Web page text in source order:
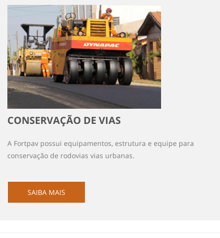
CONSERVAÇÃO DE VIAS
A Fortpav possui equipamentos, estrutura e equipe para
conservação de rodovias vias urbanas.
SAIBA MAIS